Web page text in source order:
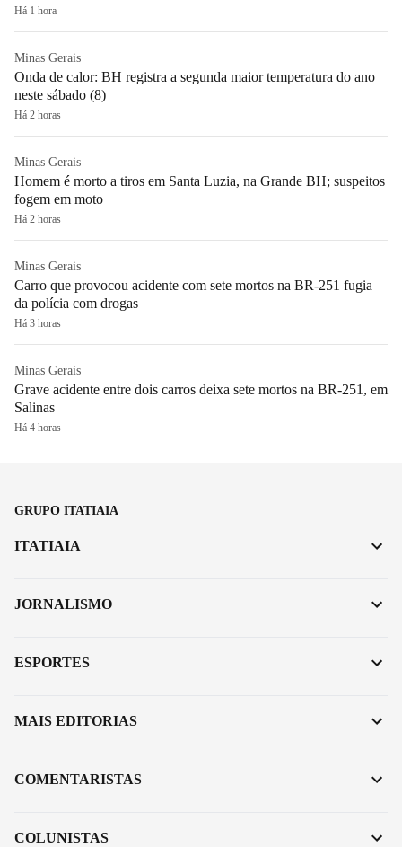
Há 1 hora
Minas Gerais
Onda de calor: BH registra a segunda maior temperatura do ano
neste sábado (8)
Há 2 horas
Minas Gerais
Homem é morto a tiros em Santa Luzia, na Grande BH; suspeitos
fogem em moto
Há 2 horas
Minas Gerais
Carro que provocou acidente com sete mortos na BR-251 fugia
da polícia com drogas
Há 3 horas
Minas Gerais
Grave acidente entre dois carros deixa sete mortos na BR-251, em
Salinas
Há 4 horas
GRUPO ITATIAIA
ITATIAIA
JORNALISMO
ESPORTES
MAIS EDITORIAS
COMENTARISTAS
COLUNISTAS